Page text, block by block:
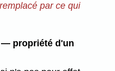
par ce qui
— propriété d'un